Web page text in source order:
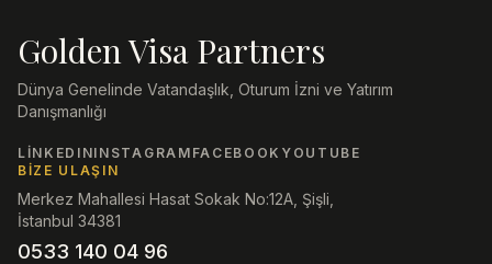
Golden Visa Partners
Dünya Genelinde Vatandaşlık, Oturum İzni ve Yatırım
Danışmanlığı
LINKEDININSTAGRAM FACEBOOK YOUTUBE
BIZE ULAŞIN
Merkez Mahallesi Hasat Sokak No:12A, Şişli,
İstanbul 34381
0533 140 04 96